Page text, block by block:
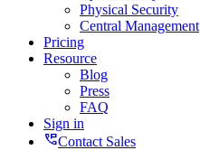
Physical Security
Central Management
Pricing
Resource
Blog
Press
FAQ
Sign in
perm_phone_msgContact Sales